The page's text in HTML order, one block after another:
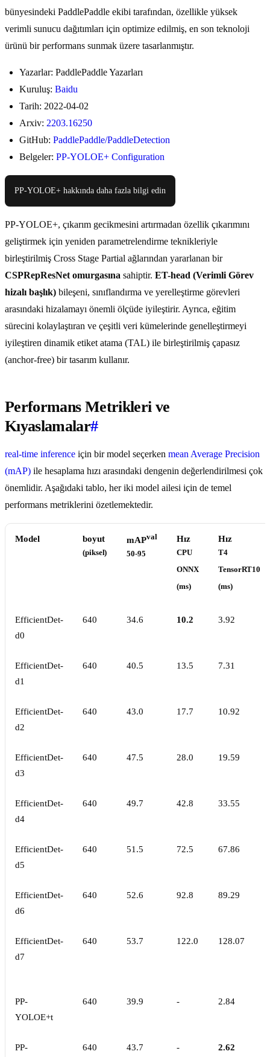
bünyesindeki PaddlePaddle ekibi tarafından, özellikle yüksek
verimli sunucu dağıtımları için optimize edilmiş, en son teknoloji
ürünü bir performans sunmak üzere tasarlanmıştır.
Yazarlar: PaddlePaddle Yazarları
Kuruluş: Baidu
Tarih: 2022-04-02
Arxiv: 2203.16250
GitHub: PaddlePaddle/PaddleDetection
Belgeler: PP-YOLOE+ Configuration
PP-YOLOE+ hakkında daha fazla bilgi edin
PP-YOLOE+, çıkarım gecikmesini artırmadan özellik çıkarımını
geliştirmek için yeniden parametrelendirme teknikleriyle
birleştirilmiş Cross Stage Partial ağlarından yararlanan bir
CSPRepResNet omurgasına sahiptir. ET-head (Verimli Görev
hizalı başlık) bileşeni, sınıflandırma ve yerelleştirme görevleri
arasındaki hizalamayı önemli ölçüde iyileştirir. Ayrıca, eğitim
sürecini kolaylaştıran ve çeşitli veri kümelerinde genelleştirmeyi
iyileştiren dinamik etiket atama (TAL) ile birleştirilmiş çapasız
(anchor-free) bir tasarım kullanır.
Performans Metrikleri ve
Kıyaslamalar#
real-time inference için bir model seçerken mean Average Precision
(mAP) ile hesaplama hızı arasındaki dengenin değerlendirilmesi çok
önemlidir. Aşağıdaki tablo, her iki model ailesi için de temel
performans metriklerini özetlemektedir.
Model boyut
(piksel)
mAPval
50-95
Hız
CPU
ONNX
(ms)
Hız
T4
TensorRT10
(ms)
EfficientDet-
d0
640 34.6 10.2 3.92
EfficientDet-
d1
640 40.5 13.5 7.31
EfficientDet-
d2
640 43.0 17.7 10.92
EfficientDet-
d3
640 47.5 28.0 19.59
EfficientDet-
d4
640 49.7 42.8 33.55
EfficientDet-
d5
640 51.5 72.5 67.86
EfficientDet-
d6
640 52.6 92.8 89.29
EfficientDet-
d7
640 53.7 122.0 128.07
PP-
YOLOE+t
640 39.9 - 2.84
PP-
640 43.7 - 2.62